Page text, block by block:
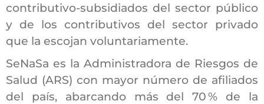
contributivo-subsidiados del sector público
y de los contributivos del sector privado
que la escojan voluntariamente.
SeNaSa es la Administradora de Riesgos de
Salud (ARS) con mayor número de afiliados
del país, abarcando más del 70 % de la